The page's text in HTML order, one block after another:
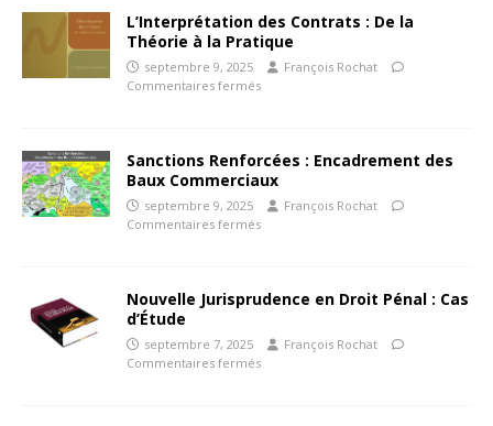
L’Interprétation des Contrats : De la
Théorie à la Pratique
septembre 9, 2025
François Rochat
Commentaires fermés
Sanctions Renforcées : Encadrement des
Baux Commerciaux
septembre 9, 2025
François Rochat
Commentaires fermés
Nouvelle Jurisprudence en Droit Pénal : Cas
d’Étude
septembre 7, 2025
François Rochat
Commentaires fermés